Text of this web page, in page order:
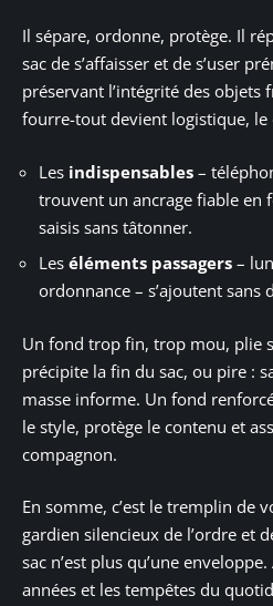
Il sépare, ordonne, protège. Il
sac de s’affaisser et de s’user
préservant l’intégrité des objets
fourre-tout devient logistique, le
Les indispensables –
trouvent un ancrage fiable en
saisis sans tâtonner.
Les éléments passagers –
ordonnance – s’ajoutent sans
Un fond trop fin, trop mou, plie
précipite la fin du sac, ou pire :
masse informe. Un fond
le style, protège le contenu et
compagnon.
En somme, c’est le tremplin de
gardien silencieux de l’ordre et
sac n’est plus qu’une
années et les tempêtes du